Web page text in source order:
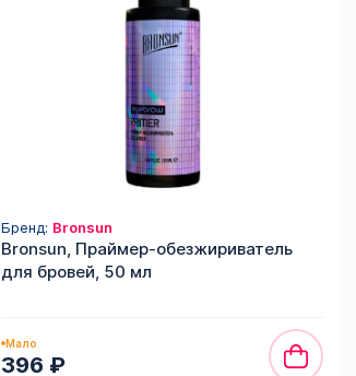
Бренд: Bronsun
Bronsun, Праймер-обезжириватель
для бровей, 50 мл
Мало
396 ₽